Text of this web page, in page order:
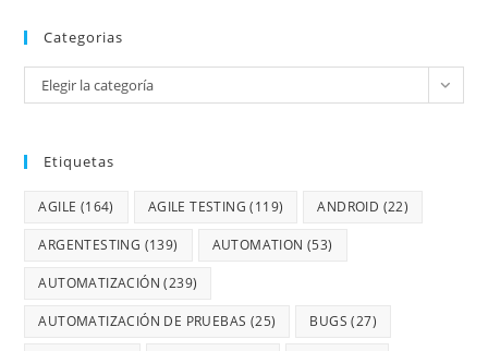
Categorias
Elegir la categoría
Etiquetas
AGILE (164) AGILE TESTING (119) ANDROID (22)
ARGENTESTING (139) AUTOMATION (53)
AUTOMATIZACIÓN (239)
AUTOMATIZACIÓN DE PRUEBAS (25) BUGS (27)